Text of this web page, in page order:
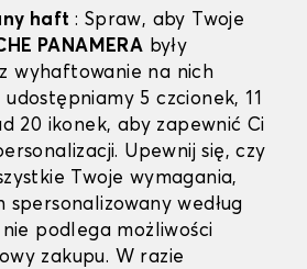
haft : Spraw, aby Twoje
PANAMERA były
wyhaftowanie na nich
5 czcionek, 11
20 ikonek, aby zapewnić Ci
Upewnij się, czy
Twoje wymagania,
spersonalizowany według
podlega możliwości
zakupu. W razie